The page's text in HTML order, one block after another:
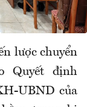
lược chuyển
Quyết định
UBND của